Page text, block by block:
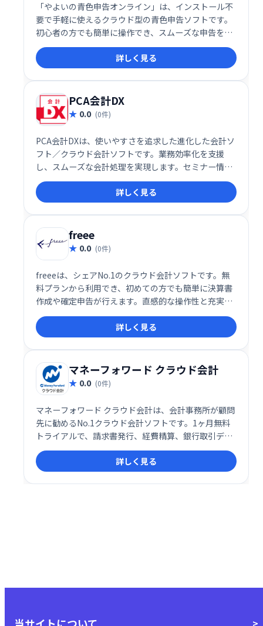
「やよいの青色申告オンライン」は、インストール不
要で手軽に使えるクラウド型の青色申告ソフトです。
初心者の方でも簡単に操作でき、スムーズな申告をサ
ポートします。クラウドサービスなので、場所を選ば
ず、いつでもどこでも利用可能です。税務申告をスム
ーズに行いたい方におすすめです。
詳しく見る
PCA会計DX
0.0 (0件)
PCA会計DXは、使いやすさを追求した進化した会計ソ
フト／クラウド会計ソフトです。業務効率化を支援
し、スムーズな会計処理を実現します。セミナー情報
なども発信しており、導入サポートも万全です。中小
企業から大企業まで、幅広いニーズに対応します。
詳しく見る
freee
0.0 (0件)
freeeは、シェアNo.1のクラウド会計ソフトです。無
料プランから利用でき、初めての方でも簡単に決算書
作成や確定申告が行えます。直感的な操作性と充実し
た機能で、中小企業や個人事業主の会計業務を効率化
します。
詳しく見る
マネーフォワード クラウド会計
0.0 (0件)
マネーフォワード クラウド会計は、会計事務所が顧問
先に勧めるNo.1クラウド会計ソフトです。1ヶ月無料
トライアルで、請求書発行、経費精算、銀行取引デー
タの自動取込など、スムーズな会計業務を実現できま
す。中小企業から大企業まで幅広く対応し、業務効率
化と経営改善をサポートします。
詳しく見る